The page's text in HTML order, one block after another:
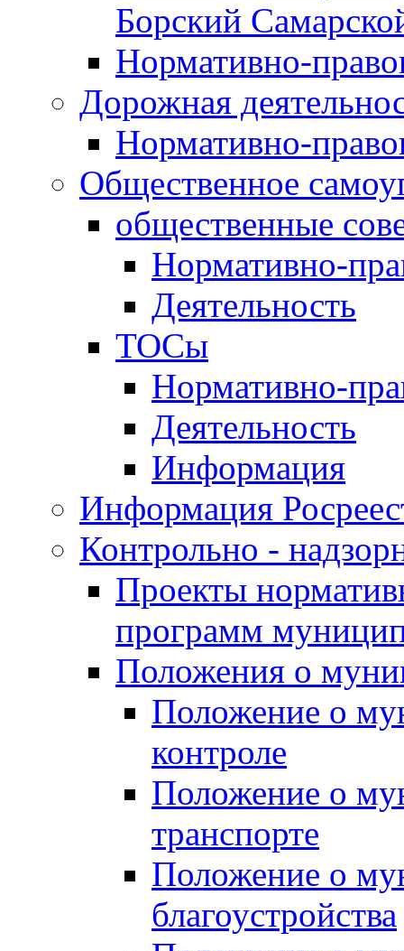
Борский
Нормативно-
Дорожная
Нормативно-
Общественное
общественные
Нормативно-
Деятельность
ТОСы
Нормативно-
Деятельность
Информация
Информация
Контрольно -
Проекты
программ
Положения о
Положение о
контроле
Положение о
транспорте
Положение о
благоустройства